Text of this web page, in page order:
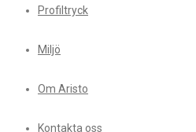
Profiltryck
Miljö
Om Aristo
Kontakta oss